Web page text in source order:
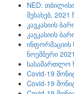
NED:
შესახებ,
კავკასიის
კავკასიის
ინფორმაციის
ნოემბერი 2021
სასამართლო
Covid-19
Covid-19